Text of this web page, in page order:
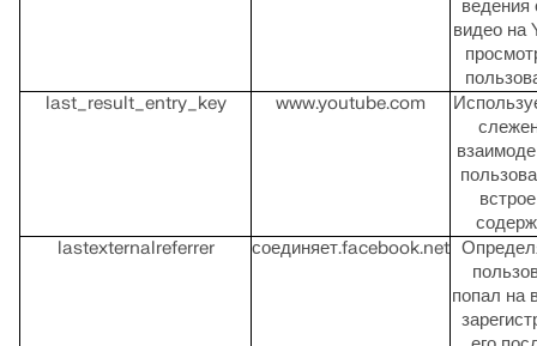
ведения
видео на
last_result_entry_key
www.youtube.com
lastexternalreferrer
соединяет.facebook.net
попал на